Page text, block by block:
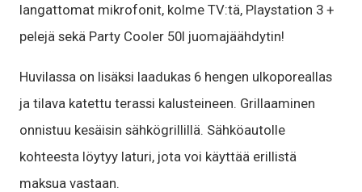
langattomat mikrofonit, kolme TV:tä, Playstation 3 +
pelejä sekä Party Cooler 50l juomajäähdytin!
Huvilassa on lisäksi laadukas 6 hengen ulkoporeallas
ja tilava katettu terassi kalusteineen. Grillaaminen
onnistuu kesäisin sähkögrillillä. Sähköautolle
kohteesta löytyy laturi, jota voi käyttää erillistä
maksua vastaan.